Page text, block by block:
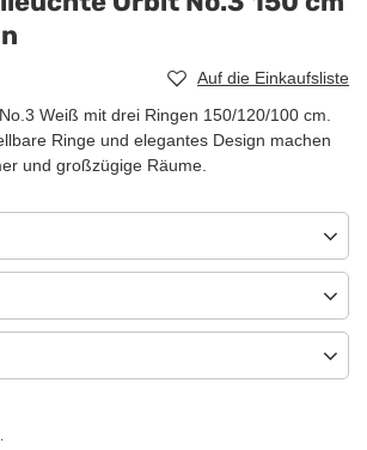
Auf die Einkaufsliste
Weiß mit drei Ringen 150/120/100 cm.
Ringe und elegantes Design machen
und großzügige Räume.